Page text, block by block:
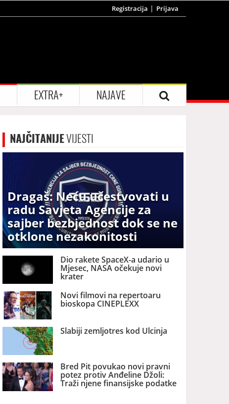
Registracija Prijava
EXTRA+ NAJAVE
NAJČITANIJEVIJESTI
Dragaš: Neću učestvovati u
radu Savjeta Agencije za
sajber bezbjednost dok se ne
otklone nezakonitosti
Dio rakete SpaceX-a udario u
Mjesec, NASA očekuje novi
krater
Novi filmovi na repertoaru
bioskopa CINEPLEXX
Slabiji zemljotres kod Ulcinja
Bred Pit povukao novi pravni
potez protiv Anđeline Džoli:
Traži njene finansijske podatke